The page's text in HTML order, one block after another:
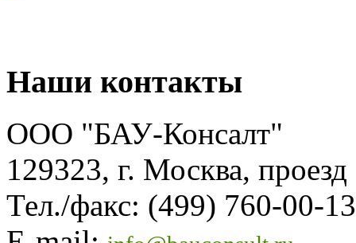
Наши контакты
ООО "БАУ-Консалт"
129323, г. Москва,
Тел./факс: (499) 760-00-